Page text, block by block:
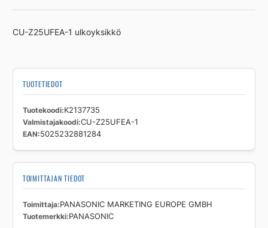
1
määrä
CU-Z25UFEA-1 ulkoyksikkö
TUOTETIEDOT
Tuotekoodi K2137735
Valmistajakoodi CU-Z25UFEA-1
EAN 5025232881284
TOIMITTAJAN TIEDOT
Toimittaja PANASONIC MARKETING EUROPE GMBH
Tuotemerkki PANASONIC